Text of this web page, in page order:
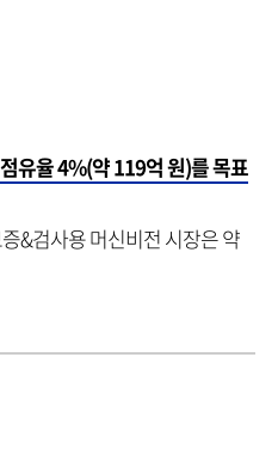
유율 4%(약 119억 원)를 목표
&검사용 머신비전 시장은 약